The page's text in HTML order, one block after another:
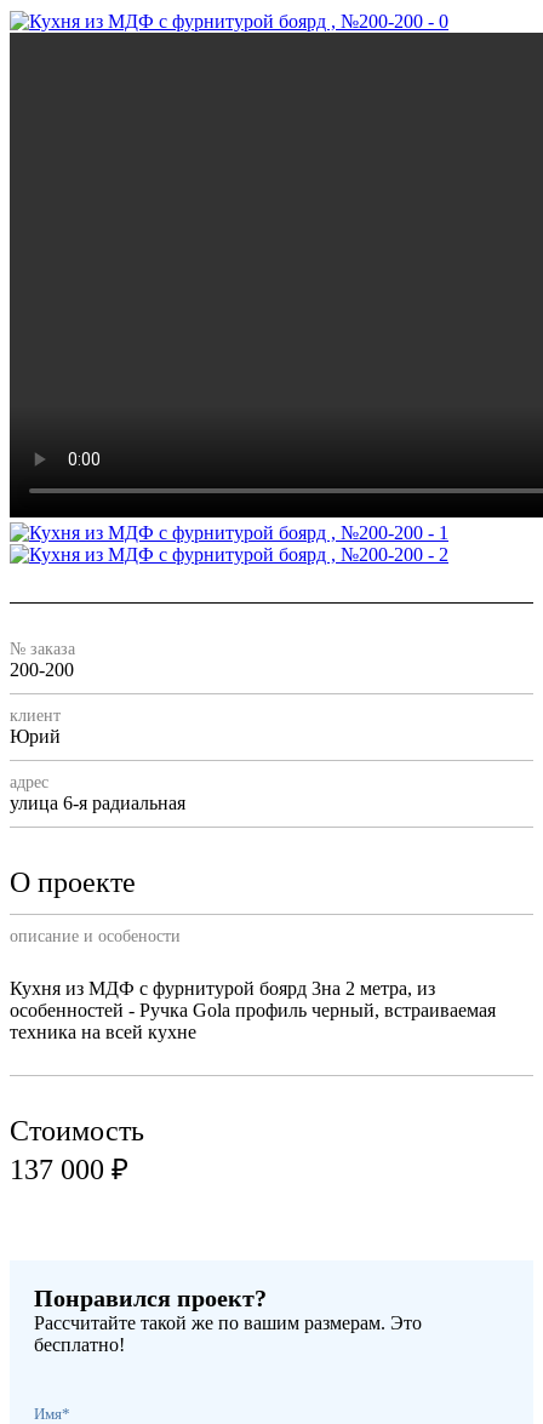
№ заказа
200-200
клиент
Юрий
адрес
улица 6-я радиальная
О проекте
описание и особености
Кухня из МДФ с фурнитурой боярд 3на 2 метра, из
особенностей - Ручка Gola профиль черный, встраиваемая
техника на всей кухне
Стоимость
137 000 ₽
Понравился проект?
Рассчитайте такой же по вашим размерам. Это
бесплатно!
Имя*